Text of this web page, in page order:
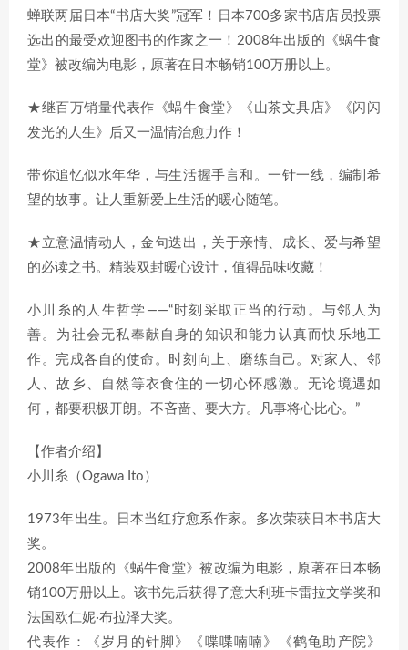
蝉联两届日本“书店大奖”冠军！日本700多家书店店员投票
选出的最受欢迎图书的作家之一！2008年出版的《蜗牛食
堂》被改编为电影，原著在日本畅销100万册以上。
★继百万销量代表作《蜗牛食堂》《山茶文具店》《闪闪
发光的人生》后又一温情治愈力作！
带你追忆似水年华，与生活握手言和。一针一线，编制希
望的故事。让人重新爱上生活的暖心随笔。
★立意温情动人，金句迭出，关于亲情、成长、爱与希望
的必读之书。精装双封暖心设计，值得品味收藏！
小川糸的人生哲学——“时刻采取正当的行动。与邻人为
善。为社会无私奉献自身的知识和能力认真而快乐地工
作。完成各自的使命。时刻向上、磨练自己。对家人、邻
人、故乡、自然等衣食住的一切心怀感激。无论境遇如
何，都要积极开朗。不吝啬、要大方。凡事将心比心。”
【作者介绍】
小川糸（Ogawa Ito）
1973年出生。日本当红疗愈系作家。多次荣获日本书店大
奖。
2008年出版的《蜗牛食堂》被改编为电影，原著在日本畅
销100万册以上。该书先后获得了意大利班卡雷拉文学奖和
法国欧仁妮·布拉泽大奖。
代表作：《岁月的针脚》《喋喋喃喃》《鹤龟助产院》